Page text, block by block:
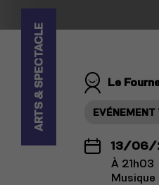
ARTS & SPECTACLE Le
EVÉNEMENT
13/06/
À 21h03